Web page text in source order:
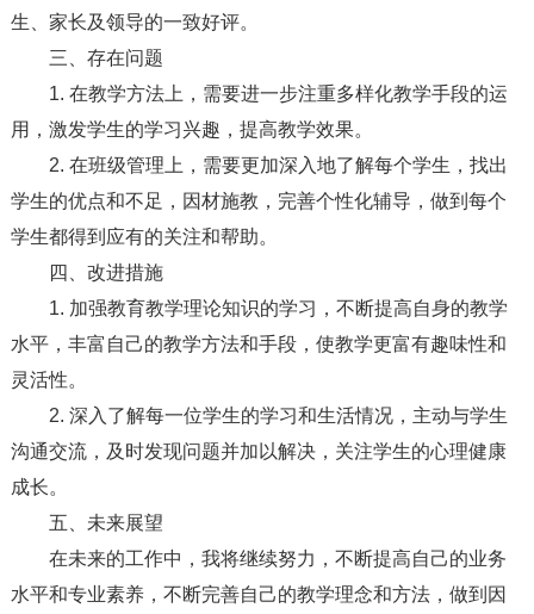
生、家长及领导的一致好评。
三、存在问题
1. 在教学方法上，需要进一步注重多样化教学手段的运
用，激发学生的学习兴趣，提高教学效果。
2. 在班级管理上，需要更加深入地了解每个学生，找出
学生的优点和不足，因材施教，完善个性化辅导，做到每个
学生都得到应有的关注和帮助。
四、改进措施
1. 加强教育教学理论知识的学习，不断提高自身的教学
水平，丰富自己的教学方法和手段，使教学更富有趣味性和
灵活性。
2. 深入了解每一位学生的学习和生活情况，主动与学生
沟通交流，及时发现问题并加以解决，关注学生的心理健康
成长。
五、未来展望
在未来的工作中，我将继续努力，不断提高自己的业务
水平和专业素养，不断完善自己的教学理念和方法，做到因